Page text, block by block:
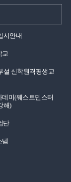
시안내
교
설 신학원격평생교
미(웨스트민스터
해)
단
템